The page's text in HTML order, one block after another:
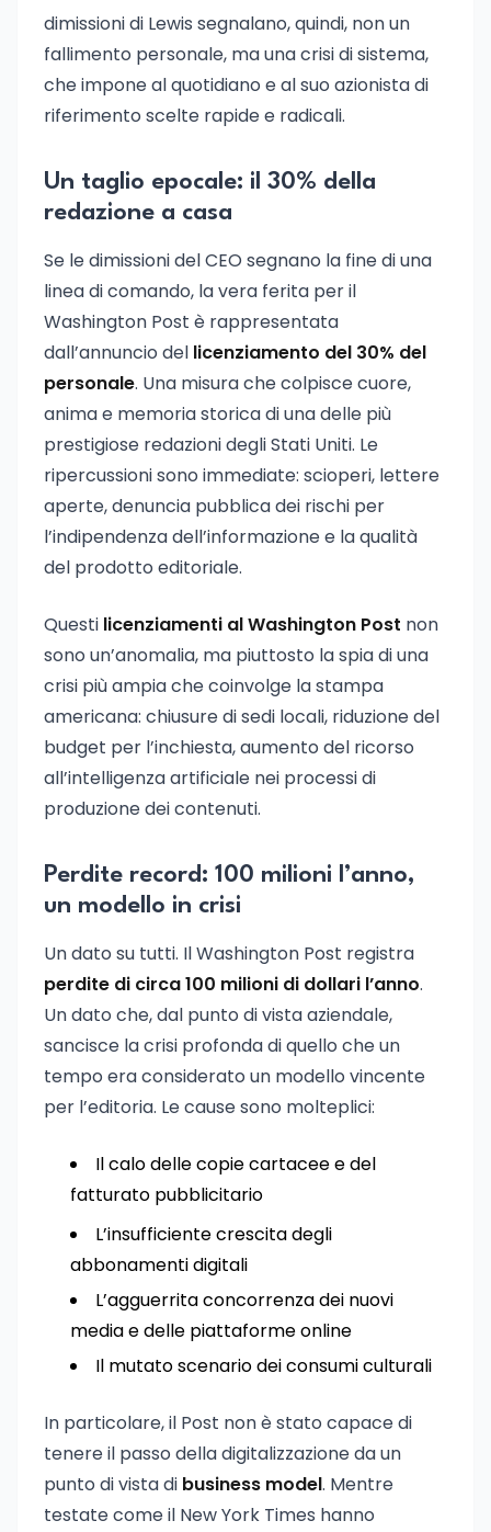
dimissioni di Lewis segnalano, quindi, non un
fallimento personale, ma una crisi di sistema,
che impone al quotidiano e al suo azionista di
riferimento scelte rapide e radicali.
Un taglio epocale: il 30% della
redazione a casa
Se le dimissioni del CEO segnano la fine di una
linea di comando, la vera ferita per il
Washington Post è rappresentata
dall’annuncio del licenziamento del 30% del
personale. Una misura che colpisce cuore,
anima e memoria storica di una delle più
prestigiose redazioni degli Stati Uniti. Le
ripercussioni sono immediate: scioperi, lettere
aperte, denuncia pubblica dei rischi per
l’indipendenza dell’informazione e la qualità
del prodotto editoriale.
Questi licenziamenti al Washington Post non
sono un’anomalia, ma piuttosto la spia di una
crisi più ampia che coinvolge la stampa
americana: chiusure di sedi locali, riduzione del
budget per l’inchiesta, aumento del ricorso
all’intelligenza artificiale nei processi di
produzione dei contenuti.
Perdite record: 100 milioni l’anno,
un modello in crisi
Un dato su tutti. Il Washington Post registra
perdite di circa 100 milioni di dollari l’anno.
Un dato che, dal punto di vista aziendale,
sancisce la crisi profonda di quello che un
tempo era considerato un modello vincente
per l’editoria. Le cause sono molteplici:
Il calo delle copie cartacee e del
fatturato pubblicitario
L’insufficiente crescita degli
abbonamenti digitali
L’agguerrita concorrenza dei nuovi
media e delle piattaforme online
Il mutato scenario dei consumi culturali
In particolare, il Post non è stato capace di
tenere il passo della digitalizzazione da un
punto di vista di business model. Mentre
testate come il New York Times hanno